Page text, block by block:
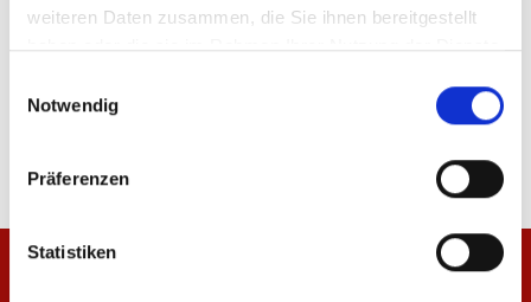
weiteren Daten zusammen, die Sie ihnen bereitgestellt
haben oder die sie im Rahmen Ihrer Nutzung der Dienste
Notwendig
Präferenzen
Statistiken
Produktdetails